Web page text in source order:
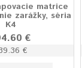
matrice
zarážky, séria
K4
€
€